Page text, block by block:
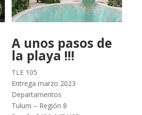
A unos pasos de
la playa !!!
TLE 105
Entrega marzo 2023
Departamentos
Tulum – Región 8